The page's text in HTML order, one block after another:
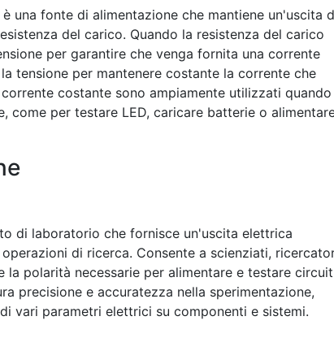
una fonte di alimentazione che mantiene un'uscita
del carico. Quando la resistenza del carico
per garantire che venga fornita una corrente
tensione per mantenere costante la corrente che
costante sono ampiamente utilizzati
come per testare LED, caricare batterie o
di laboratorio che fornisce un'uscita elettrica
di ricerca. Consente a scienziati,
polarità necessarie per alimentare e testare
precisione e accuratezza nella sperimentazione,
vari parametri elettrici su componenti e sistemi.